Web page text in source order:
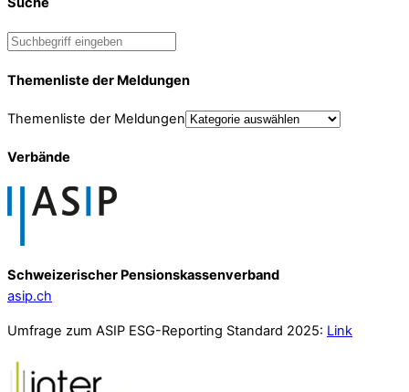
Themenliste der Meldungen
Themenliste der Meldungen
Verbände
Schweizerischer Pensionskassenverband
asip.ch
Umfrage zum ASIP ESG-Reporting Standard 2025: Link